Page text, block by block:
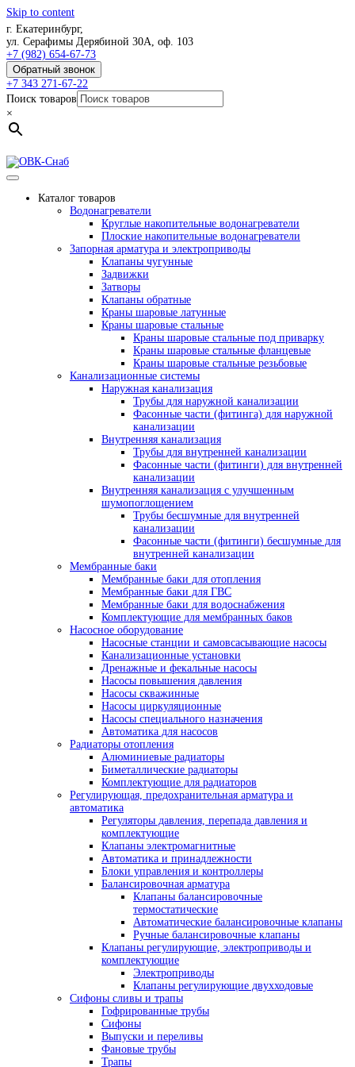
Skip to content
г. Екатеринбург,
ул. Серафимы Дерябиной 30А, оф. 103
+7 (982) 654-67-73
Обратный звонок
+7 343 271-67-22
Поиск товаров
×
Каталог товаров
Водонагреватели
Круглые накопительные водонагреватели
Плоские накопительные водонагреватели
Запорная арматура и электроприводы
Клапаны чугунные
Задвижки
Затворы
Клапаны обратные
Краны шаровые латунные
Краны шаровые стальные
Краны шаровые стальные под приварку
Краны шаровые стальные фланцевые
Краны шаровые стальные резьбовые
Канализационные системы
Наружная канализация
Трубы для наружной канализации
Фасонные части (фитинга) для наружной
канализации
Внутренняя канализация
Трубы для внутренней канализации
Фасонные части (фитинги) для внутренней
канализации
Внутренняя канализация с улучшенным
шумопоглощением
Трубы бесшумные для внутренней
канализации
Фасонные части (фитинги) бесшумные для
внутренней канализации
Мембранные баки
Мембранные баки для отопления
Мембранные баки для ГВС
Мембранные баки для водоснабжения
Комплектующие для мембранных баков
Насосное оборудование
Насосные станции и самовсасывающие насосы
Канализационные установки
Дренажные и фекальные насосы
Насосы повышения давления
Насосы скважинные
Насосы циркуляционные
Насосы специального назначения
Автоматика для насосов
Радиаторы отопления
Алюминиевые радиаторы
Биметаллические радиаторы
Комплектующие для радиаторов
Регулирующая, предохранительная арматура и
автоматика
Регуляторы давления, перепада давления и
комплектующие
Клапаны электромагнитные
Автоматика и принадлежности
Блоки управления и контроллеры
Балансировочная арматура
Клапаны балансировочные
термостатические
Автоматические балансировочные клапаны
Ручные балансировочные клапаны
Клапаны регулирующие, электроприводы и
комплектующие
Электроприводы
Клапаны регулирующие двухходовые
Сифоны сливы и трапы
Гофрированные трубы
Сифоны
Выпуски и переливы
Фановые трубы
Трапы